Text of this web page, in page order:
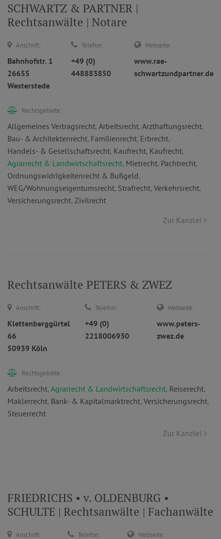
SCHWARTZ & PARTNER |
Rechtsanwälte | Notare
Anschrift:
Bahnhofstr. 1
26655
Westerstede
Telefon:
+49 (0)
448883850
Webseite:
www.rae-
schwartzundpartner.de
Rechtsgebiete:
Allgemeines Vertragsrecht, Arbeitsrecht, Arzthaftungsrecht,
Bau- & Architektenrecht, Familienrecht, Erbrecht,
Handels- & Gesellschaftsrecht, Kaufrecht, Kaufrecht,
Agrarrecht & Landwirtschaftsrecht, Mietrecht, Pachtrecht,
Ordnungswidrigkeitenrecht & Bußgeld,
WEG/Wohnungseigentumsrecht, Strafrecht, Verkehrsrecht,
Versicherungsrecht, Zivilrecht
Zur Kanzlei >
Rechtsanwälte PETERS & ZWEZ
Anschrift:
Klettenberggürtel
66
50939 Köln
Telefon:
+49 (0)
2218006930
Webseite:
www.peters-
zwez.de
Rechtsgebiete:
Arbeitsrecht, Agrarrecht & Landwirtschaftsrecht, Reiserecht,
Maklerrecht, Bank- & Kapitalmarktrecht, Versicherungsrecht,
Steuerrecht
Zur Kanzlei >
FRIEDRICHS • v. OLDENBURG •
SCHULTE | Rechtsanwälte | Fachanwälte
Anschrift: Telefon: Webseite: